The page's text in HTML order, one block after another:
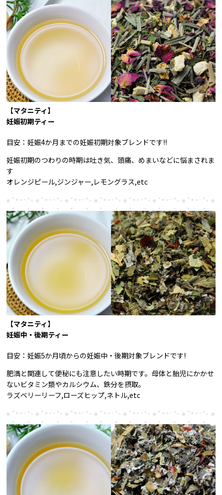
【マタニティ】
妊娠初期ティー
目安：妊娠4か月までの妊娠初期対象ブレンドです!!
妊娠初期のつわりの時期は吐き気、頭痛、めまいなどに悩まされま
す
オレンジピール,ジンジャー,レモングラス,etc
【マタニティ】
妊娠中・後期ティー
目安：妊娠5か月頃からの妊娠中・後期対象ブレンドです!
肥満と関連して便秘にも注意したい時期です。母体と胎児にかかせ
ないビタミン類やカルシウム、鉄分を摂取。
ラズベリーリーフ,ローズヒップ,ネトル,etc